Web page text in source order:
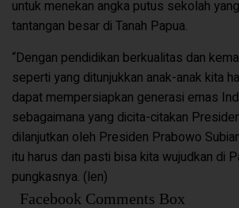
untuk menekan angka putus sekolah
tantangan besar di Tanah Papua.
“Dengan pendidikan berkualitas dan
seperti yang ditunjukkan anak-anak kita
dapat mempersiapkan generasi emas
sebagaimana yang dicita-citakan
dilanjutkan oleh Presiden Prabowo
itu harus dan pasti bisa kita wujudkan di
pungkasnya. (len)
Facebook Comments Box